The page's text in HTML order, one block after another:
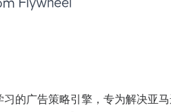
的广告策略引擎，专为解决亚